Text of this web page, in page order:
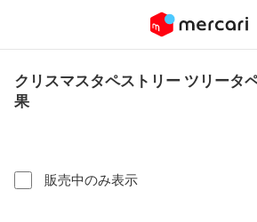
クリスマスタペストリー ツリータ
果
販売中のみ表示